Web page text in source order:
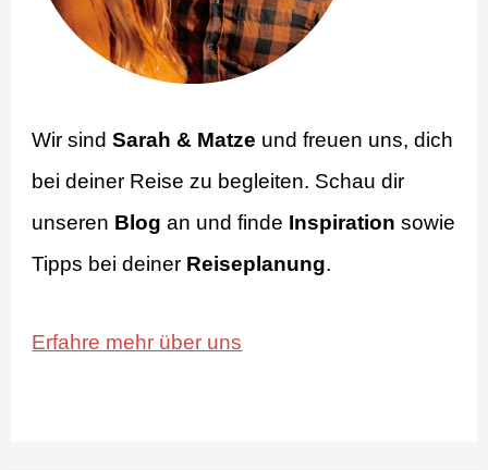
Wir sindSarah & Matze und freuen uns, dich
bei deiner Reise zu begleiten. Schau dir
unseren Blog an und finde Inspiration sowie
Tipps bei deiner Reiseplanung.
Erfahre mehr über uns